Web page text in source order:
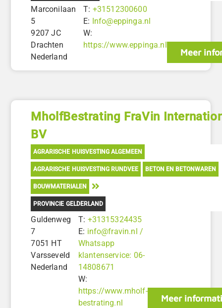
Marconilaan
5
9207 JC
Drachten
Nederland
T: +31512300600
E: Info@eppinga.nl
W:
https://www.eppinga.nl
Meer
MholfBestrating FraVin
BV
AGRARISCHE HUISVESTING ALGEMEEN
AGRARISCHE HUISVESTING RUNDVEE BETON EN BETONWAREN
BOUWMATERIALEN
PROVINCIE GELDERLAND
Guldenweg
7
7051 HT
Varsseveld
Nederland
T: +31315324435
E: info@fravin.nl /
Whatsapp
klantenservice: 06-
14808671
W:
https://www.mholf-
bestrating.nl
Meer